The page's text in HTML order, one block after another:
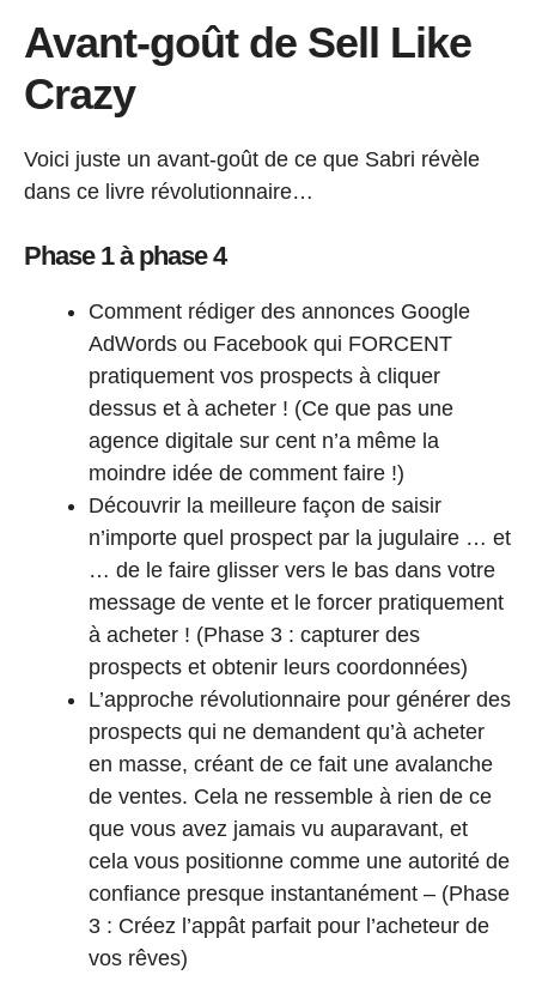
Avant-goût de Sell Like
Crazy
Voici juste un avant-goût de ce que Sabri révèle
dans ce livre révolutionnaire…
Phase 1 à phase 4
Comment rédiger des annonces Google
AdWords ou Facebook qui FORCENT
pratiquement vos prospects à cliquer
dessus et à acheter ! (Ce que pas une
agence digitale sur cent n’a même la
moindre idée de comment faire !)
Découvrir la meilleure façon de saisir
n’importe quel prospect par la jugulaire … et
… de le faire glisser vers le bas dans votre
message de vente et le forcer pratiquement
à acheter ! (Phase 3 : capturer des
prospects et obtenir leurs coordonnées)
L’approche révolutionnaire pour générer des
prospects qui ne demandent qu’à acheter
en masse, créant de ce fait une avalanche
de ventes. Cela ne ressemble à rien de ce
que vous avez jamais vu auparavant, et
cela vous positionne comme une autorité de
confiance presque instantanément – (Phase
3 : Créez l’appât parfait pour l’acheteur de
vos rêves)